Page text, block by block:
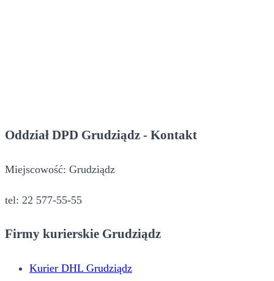
Oddział DPD Grudziądz - Kontakt
Miejscowość: Grudziądz
tel: 22 577-55-55
Firmy kurierskie Grudziądz
Kurier DHL Grudziądz